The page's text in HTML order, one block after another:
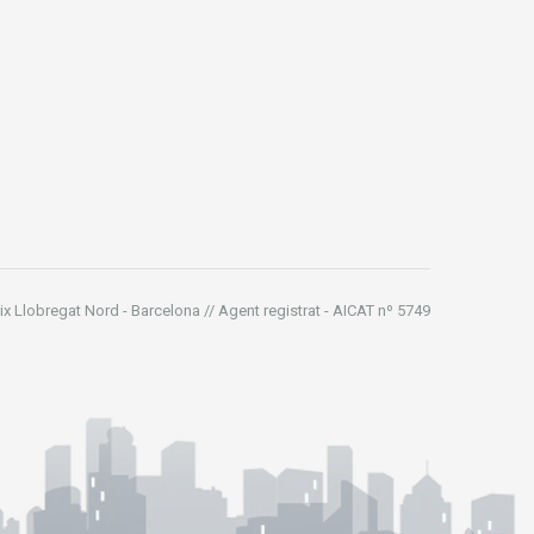
Llobregat Nord - Barcelona // Agent registrat - AICAT nº 5749